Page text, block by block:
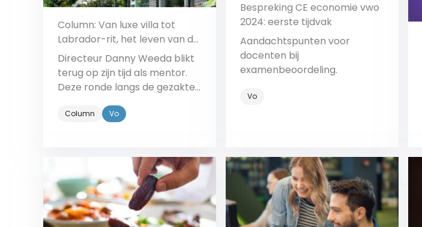
Column: Van luxe villa tot
Labrador-rit, het leven van de
mentor
Directeur Danny Weeda blikt
terug op zijn tijd als mentor.
Deze ronde langs de gezakte
onvergetelijk.
Column Vo
Bekijk
Bespreking CE economie vwo
2024: eerste tijdvak
Aandachtspunten voor
docenten bij
examenbeoordeling.
Vo
Bekijk